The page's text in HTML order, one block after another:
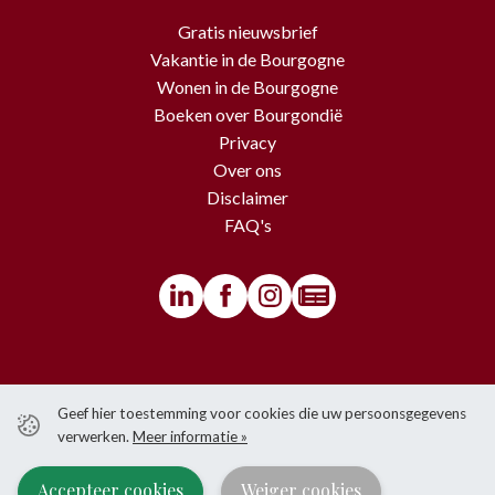
Geef hier toestemming voor cookies die uw persoonsgegevens
verwerken. Meer informatie »
Accepteer cookies Weiger cookies
Gratis nieuwsbrief
Vakantie in de Bourgogne
Wonen in de Bourgogne
Boeken over Bourgondië
Privacy
Over ons
Disclaimer
FAQ's
gelden copyrights.
Het is niet toegestaan om iets over te nemen van de website zonder
voorafgaande schriftelijke toestemming van BourgondiëToerist.